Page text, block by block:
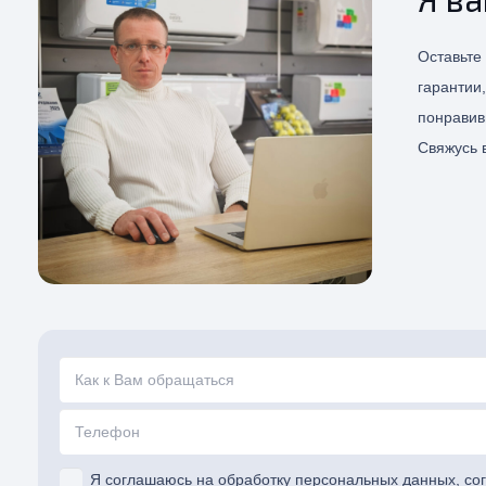
Свяжусь
Я соглашаюсь на обработку персональных данных,